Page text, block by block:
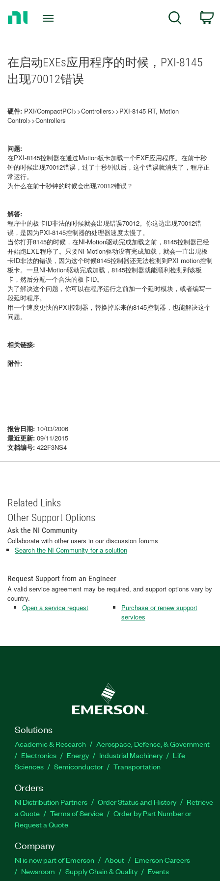
Search
在启动EXEs应用程序的时候，PXI-8145
出现70012错误
硬件: PXI/CompactPCI>>Controllers>>PXI-8145 RT, Motion
Control>>Controllers
问题:
在PXI-8145控制器在通过Motion板卡加载一个EXE应用程序。在前十秒
钟的时候出现70012错误，过了十秒钟以后，这个错误就消失了，程序正
常运行。
为什么在前十秒钟的时候会出现70012错误？
解答:
程序中的板卡ID非法的时候就会出现错误70012。你这边出现70012错
误，是因为PXI-8145控制器的处理器速度太慢了。
当你打开8145的时候，在NI-Motion驱动完成加载之前，8145控制器已经
开始跑EXE程序了。只要NI-Motion驱动没有完成加载，就会一直出现板
卡ID非法的错误，因为这个时候8145控制器还无法检测到PXI motion控制
板卡。一旦NI-Motion驱动完成加载，8145控制器就能顺利检测到该板
卡，然后分配一个合法的板卡ID。
为了解决这个问题，你可以在程序运行之前加一个延时模块，或者编写一
段延时程序。
用一个速度更快的PXI控制器，替换掉原来的8145控制器，也能解决这个
问题。
相关链接:
附件:
报告日期: 10/03/2006
最近更新: 09/11/2015
文档编号: 422F3NS4
Related Links
Other Support Options
Ask the NI Community
Collaborate with other users in our discussion forums
Search the NI Community for a solution
Request Support from an Engineer
A valid service agreement may be required, and support options vary by
country.
Open a service request
Purchase or renew support
services
Solutions
Academic & Research
Aerospace, Defense, & Government
Electronics
Energy Industrial Machinery
Life
Sciences
Semiconductor Transportation
Orders
NI Distribution Partners Order Status and History
Retrieve
a Quote
Terms of Service
Order by Part Number or
Request a Quote
Company
NI is now part of Emerson About
Emerson Careers
Newsroom
Supply Chain & Quality Events